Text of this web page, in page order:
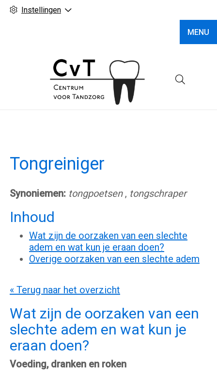
Instellingen
MENU
Tongreiniger
Synoniemen: tongpoetsen, tongschraper
Inhoud
Wat zijn de oorzaken van een slechte
adem en wat kun je eraan doen?
Overige oorzaken van een slechte adem
« Terug naar het overzicht
Wat zijn de oorzaken van een
slechte adem en wat kun je
eraan doen?
Voeding, dranken en roken